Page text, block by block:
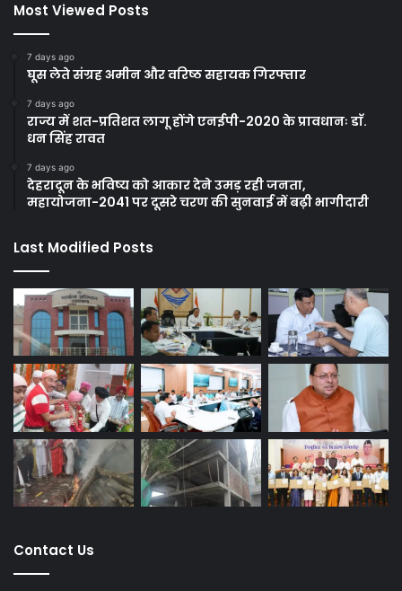
Most Viewed Posts
7 days ago
घूस लेते संग्रह अमीन और वरिष्ठ सहायक गिरफ्तार
7 days ago
राज्य में शत-प्रतिशत लागू होंगे एनईपी-2020 के प्रावधानः डाॅ.
धन सिंह रावत
7 days ago
देहरादून के भविष्य को आकार देने उमड़ रही जनता,
महायोजना-2041 पर दूसरे चरण की सुनवाई में बढ़ी भागीदारी
Last Modified Posts
Contact Us